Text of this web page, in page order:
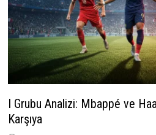
I Grubu Analizi: Mbappé ve
Karşıya